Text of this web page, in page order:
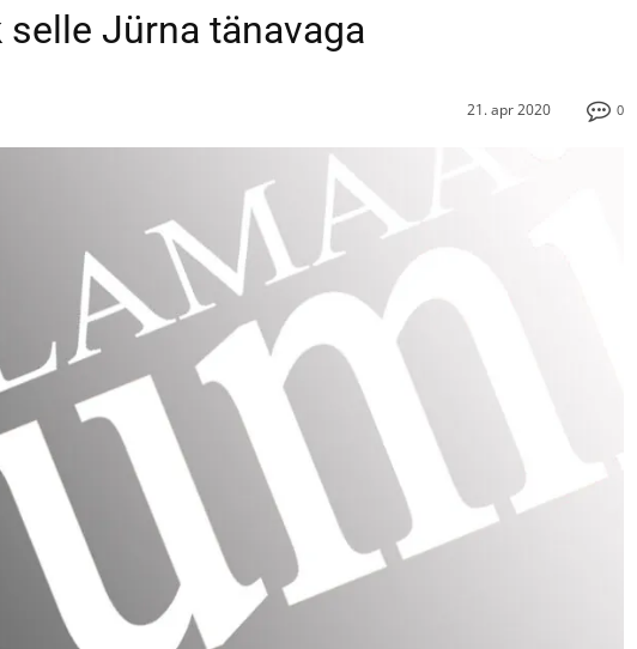
Jürna tänavaga
0
21. apr 2020